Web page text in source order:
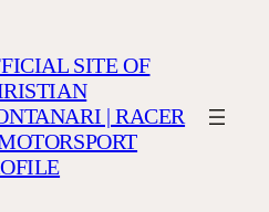
SITE OF
| RACER